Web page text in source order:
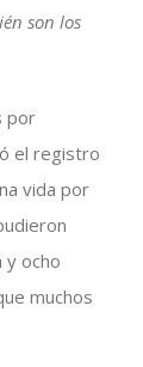
son los
por
el registro
vida por
y ocho
muchos